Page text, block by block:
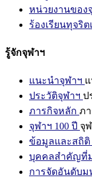
หน่วยงานของ
ร้องเรียนทุจริ
รู้จักจุฬาฯ
แนะนำจุฬาฯ
ประวัติจุฬาฯ ป
ภารกิจหลัก ภ
จุฬาฯ 100 ปี จุ
ข้อมูลและสถิติ
บุคคลสำคัญที่
การจัดอันดับม